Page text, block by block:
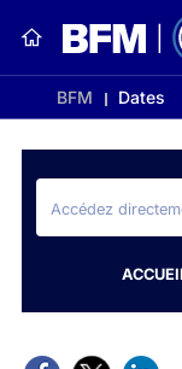
BFM Dates